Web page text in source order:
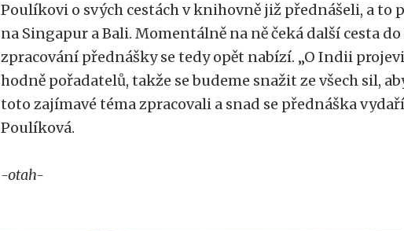
Poulíkovi o svých cestách v knihovně již přednášeli, a to
na Singapur a Bali. Momentálně na ně čeká další cesta
zpracování přednášky se tedy opět nabízí. „O Indii
hodně pořadatelů, takže se budeme snažit ze všech sil,
toto zajímavé téma zpracovali a snad se přednáška
Poulíková.
-otah-